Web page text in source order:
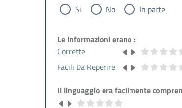
Si
No In parte
Le informazioni erano :
Corrette
Facili Da Reperire
Il linguaggio era facilmente